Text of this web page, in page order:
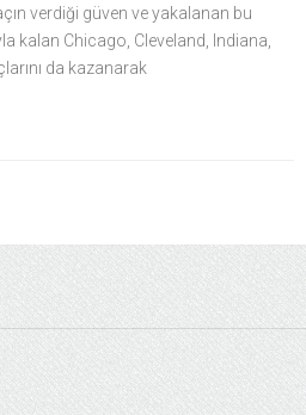
verdiği güven ve yakalanan bu
kalan Chicago, Cleveland, Indiana,
da kazanarak